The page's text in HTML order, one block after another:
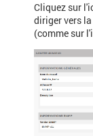
Cliquez sur
diriger vers
(comme sur